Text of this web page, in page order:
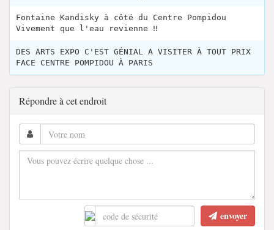
Fontaine Kandisky à côté du Centre Pompidou
Vivement que l'eau revienne ‼
DES ARTS EXPO C'EST GÉNIAL A VISITER À TOUT PRIX
FACE CENTRE POMPIDOU À PARIS
Répondre à cet endroit
envoyer